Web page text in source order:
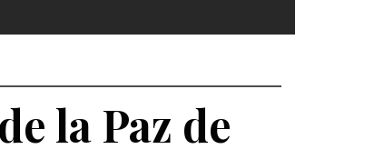
la Paz de